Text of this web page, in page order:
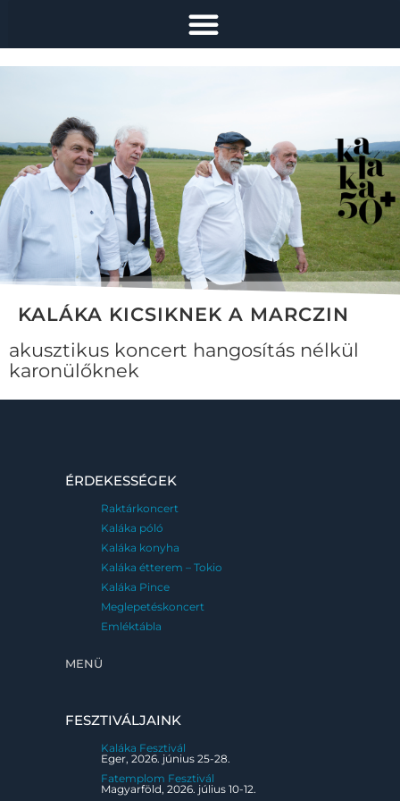
KALÁKA KICSIKNEK A MARCZIN
akusztikus koncert hangosítás nélkül
karonülőknek
ÉRDEKESSÉGEK
Raktárkoncert
Kaláka póló
Kaláka konyha
Kaláka étterem – Tokio
Kaláka Pince
Meglepetéskoncert
Emléktábla
MENÜ
FESZTIVÁLJAINK
Kaláka Fesztivál
Eger, 2026. június 25-28.
Fatemplom Fesztivál
Magyarföld, 2026. július 10-12.